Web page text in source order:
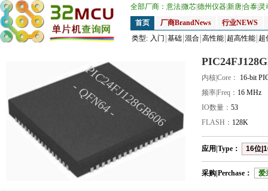
全部厂商： 意法微芯德州仪器新唐合泰 灵
首页
厂商BrandNews
行业NEWS
类型: 入门 基础 混合 高性能 超高性能 超
PIC24FJ128GB606
- QFN64 -
内核|Core：
16-bit
频率|Freq： 16 MHz
IO数量： 53
FLASH： 128K
应用|Type： 16位
采购|Perchase： 爱